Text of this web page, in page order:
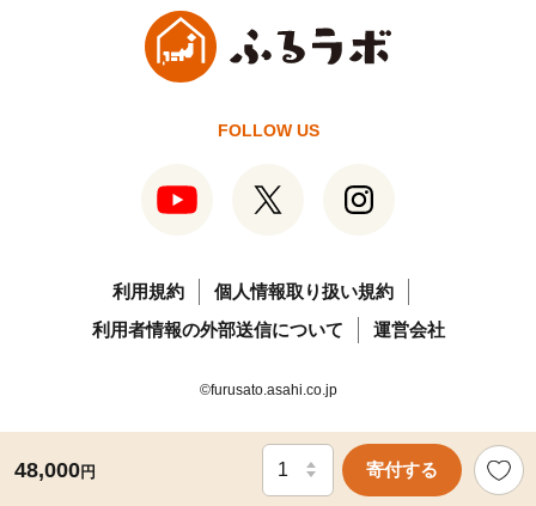
48,000円 寄付する
FOLLOW US
利用規約
個人情報取り扱い規約
利用者情報の外部送信について
運営会社
©furusato.asahi.co.jp